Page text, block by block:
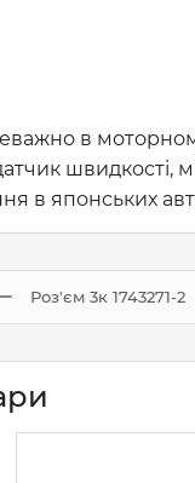
в
швидкості,
в японських
Роз'єм 3к 1743271-2